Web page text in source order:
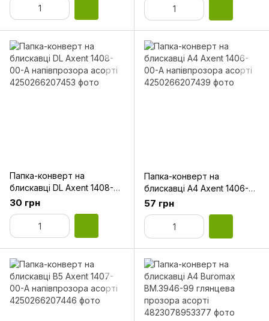
Папка-конверт на
блискавці DL Axent 1408-
00-A напівпрозора асорті
30 грн
Папка-конверт на
блискавці А4 Axent 1406-
00-А напівпрозора асорті
57 грн